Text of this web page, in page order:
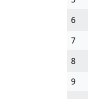
6
7
8
9